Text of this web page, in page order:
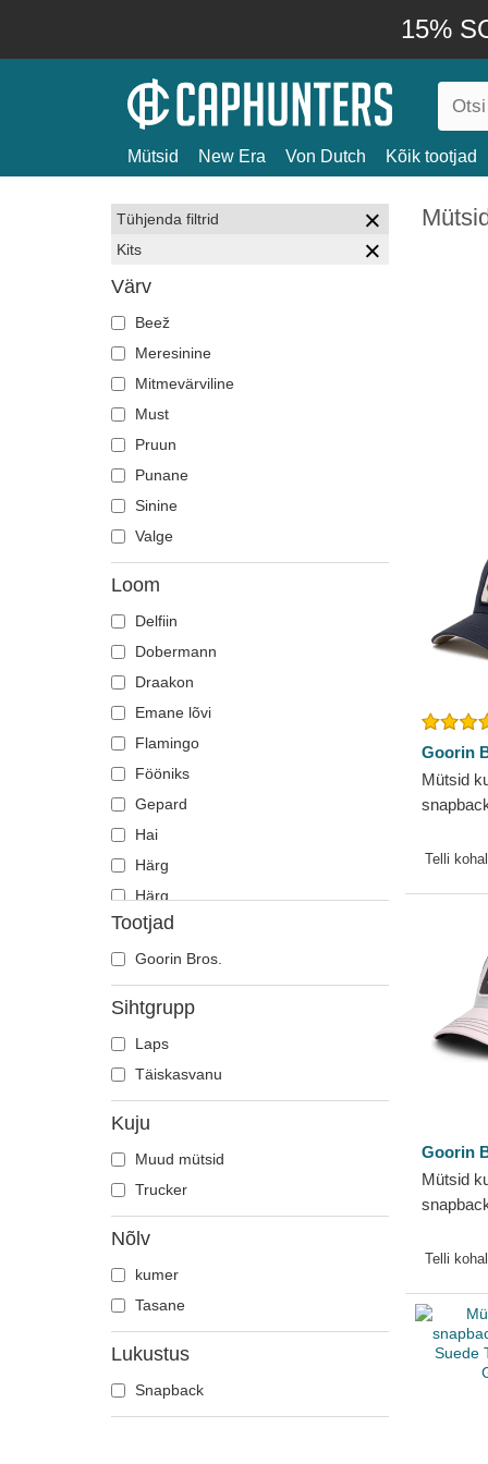
15%
Mütsid New Era Von Dutch Kõik tootjad
Tühjenda filtrid
Kits
Värv
Beež
Meresinine
Mitmevärviline
Must
Pruun
Punane
Sinine
Valge
Loom
Delfiin
Dobermann
Draakon
Emane lõvi
Flamingo
Fööniks
Gepard
Hai
Härg
Härg
Heeringas
Hiir
Hirv
Hobune
Hüljes
Hunt
Jõehobu
Kajakas
Karu
Kass
Koiott
Kolju
Kotkas
Tootjad
Goorin Bros.
Sihtgrupp
Laps
Täiskasvanu
Kuju
Muud mütsid
Trucker
Nõlv
kumer
Tasane
Lukustus
Snapback
Goorin
Mütsid
Farm
Telli
Goorin
Mütsid
The
Telli